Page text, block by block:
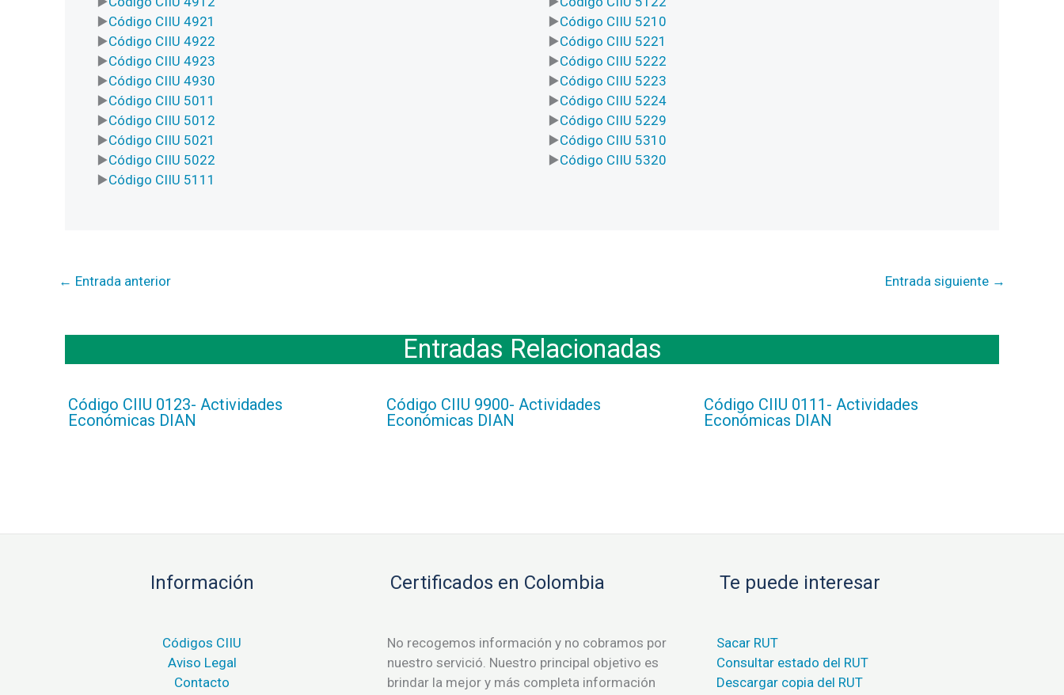
Código CIIU 4921
Código CIIU 4922
Código CIIU 4923
Código CIIU 4930
Código CIIU 5011
Código CIIU 5012
Código CIIU 5021
Código CIIU 5022
Código CIIU 5111
Código CIIU 5210
Código CIIU 5221
Código CIIU 5222
Código CIIU 5223
Código CIIU 5224
Código CIIU 5229
Código CIIU 5310
Código CIIU 5320
← Entrada anterior Entrada siguiente →
Entradas Relacionadas
Código CIIU 0123- Actividades
Económicas DIAN
Código CIIU 9900- Actividades
Económicas DIAN
Código CIIU 0111- Actividades
Económicas DIAN
Información
Códigos CIIU
Aviso Legal
Contacto
Certificados en Colombia
No recogemos información y no cobramos por
nuestro servició. Nuestro principal objetivo es
brindar la mejor y más completa información
Te puede interesar
Sacar RUT
Consultar estado del RUT
Descargar copia del RUT